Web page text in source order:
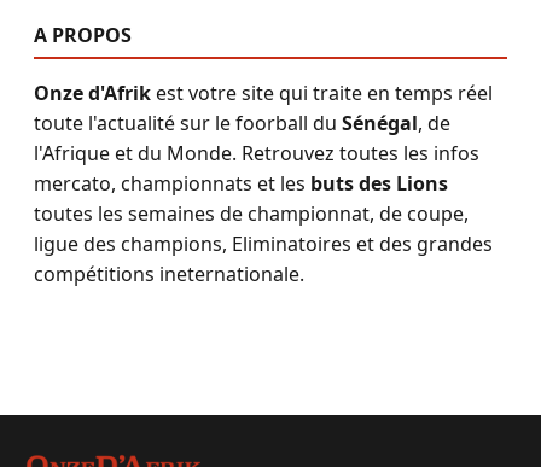
A PROPOS
Onze d'Afrikest votre site qui traite en temps réel
toute l'actualité sur le foorball du Sénégal, de
l'Afrique et du Monde. Retrouvez toutes les infos
mercato, championnats et les buts des Lions
toutes les semaines de championnat, de coupe,
ligue des champions, Eliminatoires et des grandes
compétitions ineternationale.